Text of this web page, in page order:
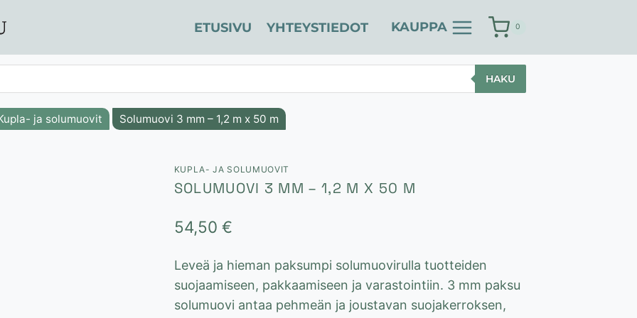
ETUSIVU YHTEYSTIEDOT KAUPPA 0
HAKU
ja solumuovit Solumuovi 3 mm – 1,2 m x 50 m
KUPLA- JA SOLUMUOVIT
SOLUMUOVI 3 MM – 1,2 M X 50 M
54,50 €
Leveä ja hieman paksumpi solumuovirulla tuotteiden
suojaamiseen, pakkaamiseen ja varastointiin. 3 mm paksu
solumuovi antaa pehmeän ja joustavan suojakerroksen,